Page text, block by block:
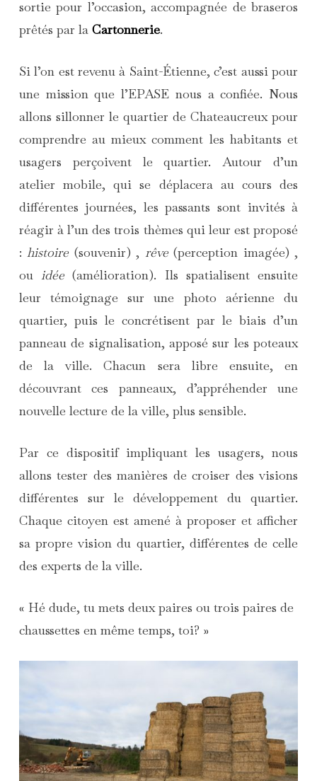
sortie pour l’occasion, accompagnée de braseros
prêtés par la Cartonnerie.
Si l’on est revenu à Saint-Étienne, c’est aussi pour
une mission que l’EPASE nous a confiée. Nous
allons sillonner le quartier de Chateaucreux pour
comprendre au mieux comment les habitants et
usagers perçoivent le quartier. Autour d’un
atelier mobile, qui se déplacera au cours des
différentes journées, les passants sont invités à
réagir à l’un des trois thèmes qui leur est proposé
:histoire (souvenir) , rêve(perception imagée) ,
ouidée (amélioration). Ils spatialisent ensuite
leur témoignage sur une photo aérienne du
quartier, puis le concrétisent par le biais d’un
panneau de signalisation, apposé sur les poteaux
de la ville. Chacun sera libre ensuite, en
découvrant ces panneaux, d’appréhender une
nouvelle lecture de la ville, plus sensible.
Par ce dispositif impliquant les usagers, nous
allons tester des manières de croiser des visions
différentes sur le développement du quartier.
Chaque citoyen est amené à proposer et afficher
sa propre vision du quartier, différentes de celle
des experts de la ville.
« Hé dude, tu mets deux paires ou trois paires de
chaussettes en même temps, toi? »